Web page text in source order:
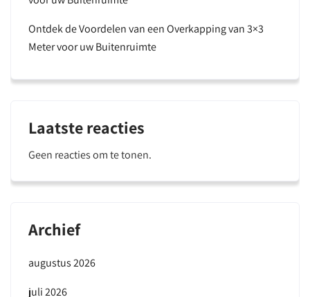
Ontdek de Voordelen van een Overkapping van 3×3
Meter voor uw Buitenruimte
Laatste reacties
Geen reacties om te tonen.
Archief
augustus 2026
juli 2026